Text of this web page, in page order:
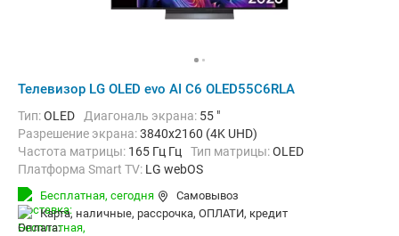
Телевизор LG OLED evo AI C6 OLED55C6RLA
Тип:OLED Диагональ экрана: 55 "
Разрешение экрана:3840x2160 (4K UHD)
Частота матрицы: 165 Гц Гц Тип матрицы:OLED
Платформа Smart TV: LG webOS
Беспроводные интерфейсы:
Бесплатная, сегодня
Самовывоз
карта, наличные, рассрочка, ОПЛАТИ, кредит